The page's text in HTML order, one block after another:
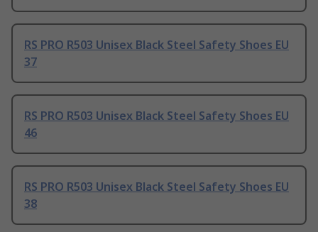
RS PRO R503 Unisex Black Steel Safety Shoes EU
37
RS PRO R503 Unisex Black Steel Safety Shoes EU
46
RS PRO R503 Unisex Black Steel Safety Shoes EU
38